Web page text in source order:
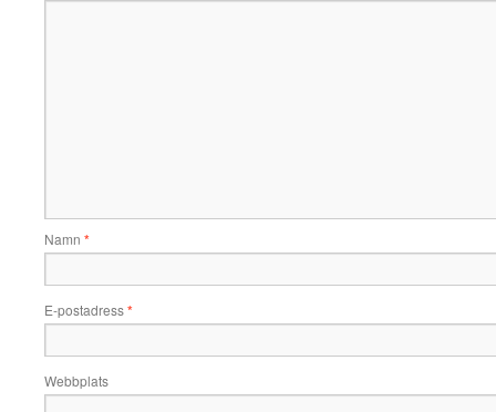
Namn *
E-postadress*
Webbplats